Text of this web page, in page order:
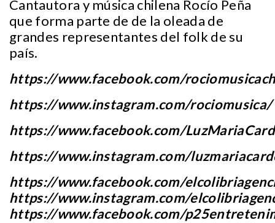
Cantautora y música chilena Rocío Peña
que forma parte de de la oleada de
grandes representantes del folk de su
país.
https://www.facebook.com/
https://www.instagram.com/rociomusica/
https://www.facebook.com/
https://www.instagram.com/
https://www.facebook.com/
https://www.instagram.com/
https://www.facebook.com/